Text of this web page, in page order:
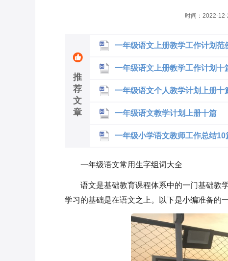
时间： 2022-12-
推
荐
文
章
一年级语文上册教学工作计划范
一年级语文上册教学工作计划十
一年级语文个人教学计划上册十
一年级语文教学计划上册十篇
一年级小学语文教师工作总结10
一年级语文常用生字组词大全
语文是基础教育课程体系中的一门基础教
学习的基础是在语文之上。以下是小编准备的